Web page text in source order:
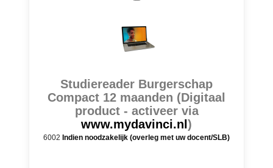
Studiereader Burgerschap
Compact 12 maanden (Digitaal
product - activeer via
www.mydavinci.nl )
6002 Indien noodzakelijk (overleg met uw docent/SLB)